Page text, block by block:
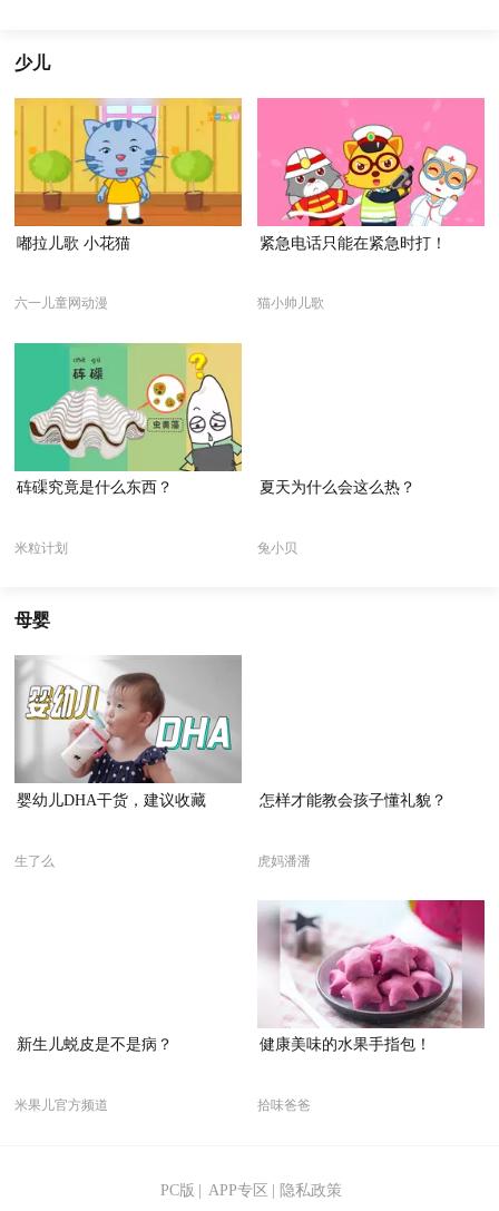
少儿
嘟拉儿歌 小花猫
六一儿童网动漫
紧急电话只能在紧急时打！
猫小帅儿歌
砗磲究竟是什么东西？
米粒计划
夏天为什么会这么热？
兔小贝
母婴
婴幼儿DHA干货，建议收藏
生了么
怎样才能教会孩子懂礼貌？
虎妈潘潘
新生儿蜕皮是不是病？
米果儿官方频道
健康美味的水果手指包！
拾味爸爸
PC版 | APP专区 | 隐私政策